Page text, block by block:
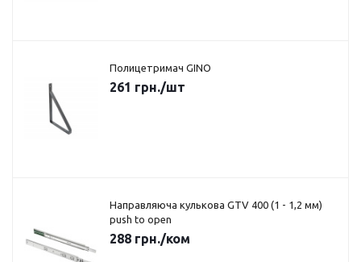
Полицетримач GINO
261 грн./шт
Направляюча кулькова GTV 400 (1 - 1,2 мм)
push to open
288 грн./ком